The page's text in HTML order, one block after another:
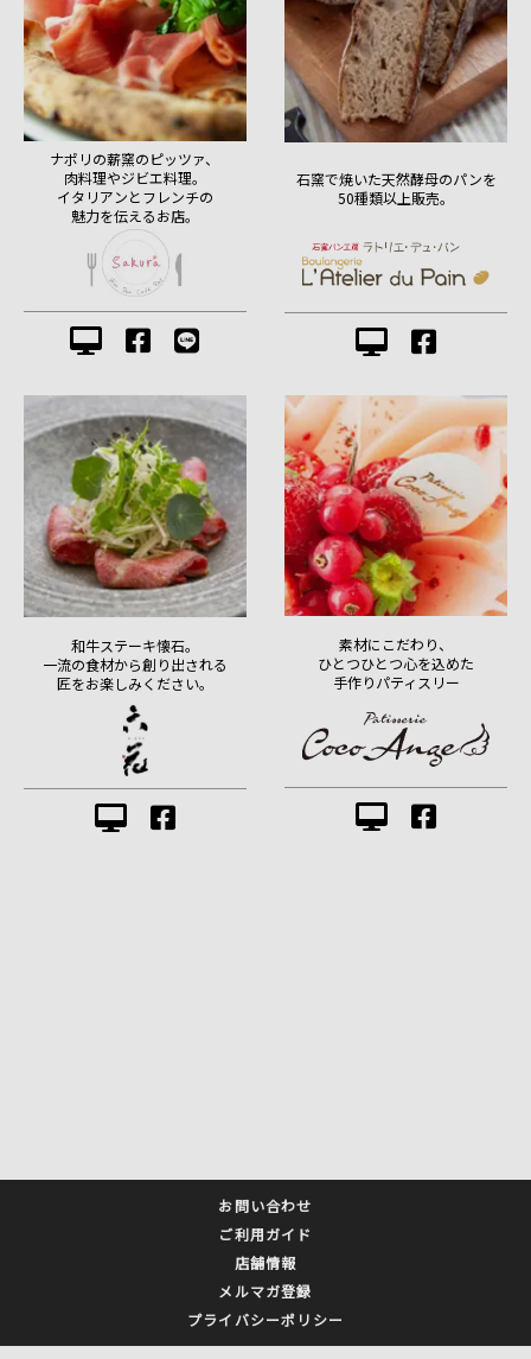
ナポリの薪窯のピッツァ、
肉料理やジビエ料理。
イタリアンとフレンチの
魅力を伝えるお店。
石窯で焼いた天然酵母のパンを
50種類以上販売。
和牛ステーキ懐石。
一流の食材から創り出される
匠をお楽しみください。
素材にこだわり、
ひとつひとつ心を込めた
手作りパティスリー
お問い合わせ
ご利用ガイド
店舗情報
メルマガ登録
プライバシーポリシー